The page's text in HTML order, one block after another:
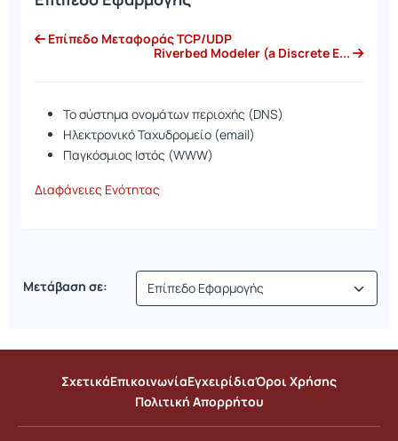
Επίπεδο Μεταφοράς TCP/UDP
Riverbed Modeler (a Discrete E...
Το σύστημα ονομάτων περιοχής (DNS)
Ηλεκτρονικό Ταχυδρομείο (email)
Παγκόσμιος Ιστός (WWW)
Διαφάνειες Ενότητας
Μετάβαση σε:
ΣχετικάΕπικοινωνίαΕγχειρίδιαΌροι Χρήσης
Πολιτική Απορρήτου